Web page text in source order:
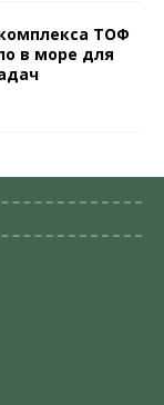
ТОФ
в море для